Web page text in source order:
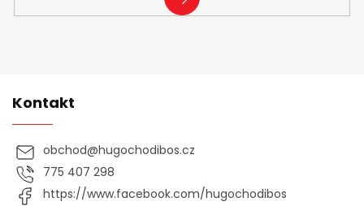
SE
Kontakt
obchod@hugochodibos.cz
775 407 298
https://www.facebook.com/hugochodibos